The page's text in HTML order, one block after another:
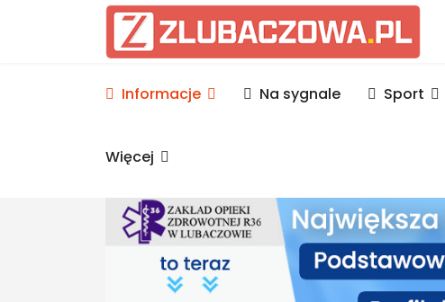
Informacje Lubaczów,
Informacje Na sygnale Sport
Więcej